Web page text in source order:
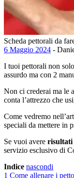
Scheda pettorali da
6 Maggio 2024 -
I tuoi pettorali non
assurdo ma con 2
Non ci crederai ma le
conta l’attrezzo che
Come vedremo
speciali da mettere in
Se vuoi avere
servizio esclusivo di
Indice nascondi
1 Come allenare i